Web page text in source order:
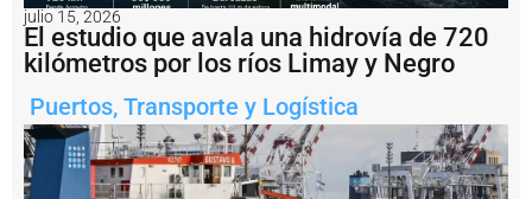
e
r
ti
r
s
e
r
e
a
julio 15, 2026
El estudio que avala una hidrovía de 720
kilómetros por los ríos Limay y Negro
Puertos, Transporte y Logística